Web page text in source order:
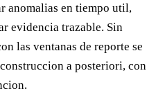
anomalias en tiempo util,
evidencia trazable. Sin
las ventanas de reporte se
a posteriori, con